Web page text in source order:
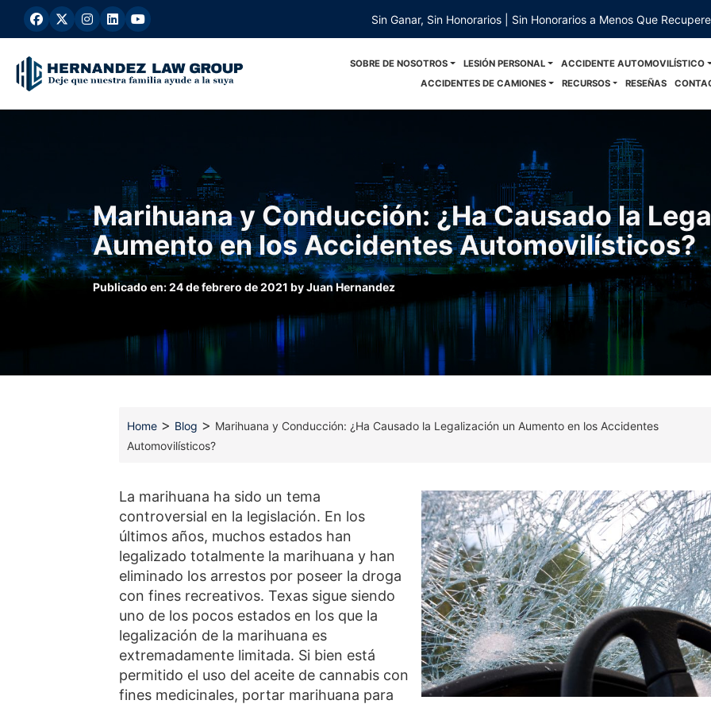
Sin Ganar, Sin Honorarios | Sin Honorarios a Menos Que
SOBRE DE NOSOTROS LESIÓN PERSONAL ACCIDENTE AUTOMOVILÍSTICO
ACCIDENTES DE CAMIONES
RECURSOS RESEÑAS
Marihuana y Conducción: ¿Ha Causado la
Aumento en los Accidentes Automovilísticos?
Publicado en:24 de febrero de 2021 byJuan Hernandez
Home > Blog > Marihuana y Conducción: ¿Ha Causado la Legalización un Aumento en los Accidentes
Automovilísticos?
La marihuana ha sido un tema
controversial en la legislación. En los
últimos años, muchos estados han
legalizado totalmente la marihuana y han
eliminado los arrestos por poseer la droga
con fines recreativos. Texas sigue siendo
uno de los pocos estados en los que la
legalización de la marihuana es
extremadamente limitada. Si bien está
permitido el uso del aceite de cannabis con
fines medicinales, portar marihuana para